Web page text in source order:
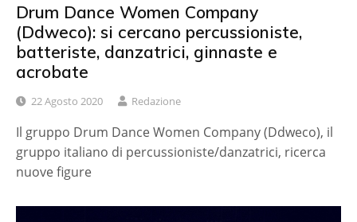
Drum Dance Women Company
(Ddweco): si cercano percussioniste,
batteriste, danzatrici, ginnaste e
acrobate
22 Agosto 2020 Redazione
Il gruppo Drum Dance Women Company (Ddweco), il
gruppo italiano di percussioniste/danzatrici, ricerca
nuove figure